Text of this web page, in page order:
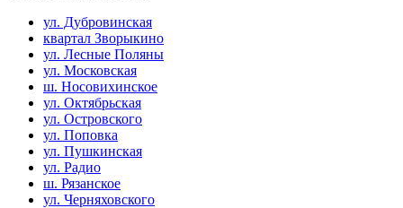
ул. Дубровинская
квартал Зворыкино
ул. Лесные Поляны
ул. Московская
ш. Носовихинское
ул. Октябрьская
ул. Островского
ул. Поповка
ул. Пушкинская
ул. Радио
ш. Рязанское
ул. Черняховского